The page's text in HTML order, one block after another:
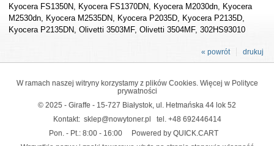
Kyocera FS1350N, Kyocera FS1370DN, Kyocera M2030dn, Kyocera
M2530dn, Kyocera M2535DN, Kyocera P2035D, Kyocera P2135D,
Kyocera P2135DN, Olivetti 3503MF, Olivetti 3504MF, 302HS93010
drukuj
« powrót
W ramach naszej witryny korzystamy z plików Cookies. Więcej w Polityce
prywatności
© 2025 - Giraffe - 15-727 Białystok, ul. Hetmańska 44 lok 52
Kontakt: sklep@nowytoner.pl tel. +48 692446414
Pon. - Pt.: 8:00 - 16:00
Powered by QUICK.CART